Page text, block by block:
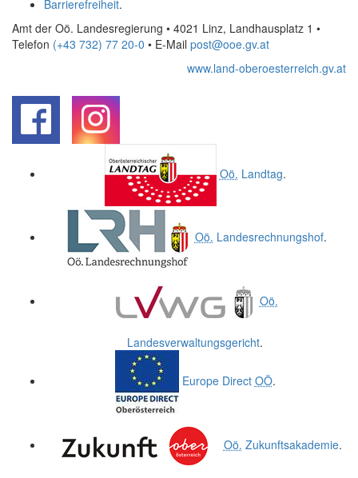
Barrierefreiheit.
Amt der Oö. Landesregierung • 4021 Linz, Landhausplatz 1 •
Telefon (+43 732) 77 20-0 • E-Mail post@ooe.gv.at
www.land-oberoesterreich.gv.at
Oö. Landtag.
Oö. Landesrechnungshof.
Oö.
Landesverwaltungsgericht.
Europe Direct OÖ.
Oö. Zukunftsakademie.